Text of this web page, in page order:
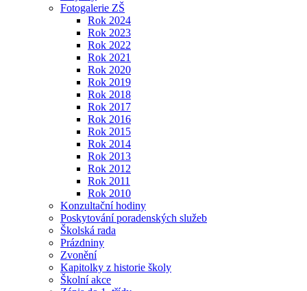
Fotogalerie ZŠ
Rok 2024
Rok 2023
Rok 2022
Rok 2021
Rok 2020
Rok 2019
Rok 2018
Rok 2017
Rok 2016
Rok 2015
Rok 2014
Rok 2013
Rok 2012
Rok 2011
Rok 2010
Konzultační hodiny
Poskytování poradenských služeb
Školská rada
Prázdniny
Zvonění
Kapitolky z historie školy
Školní akce